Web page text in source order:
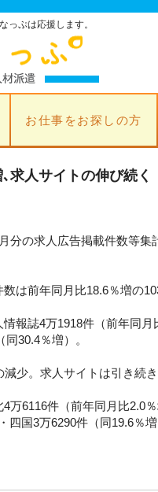
っぷは応援します。
お仕事をお探しの方
求人サイトの伸び続く
分の求人広告掲載件数等
は前年同月比18.6％増の
報誌4万1918件（前年同
30.4％増）。
少。求人サイトは引き続
万6116件（前年同月比2.0
四国3万6290件（同19.6％